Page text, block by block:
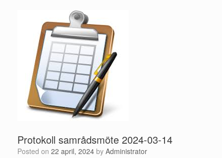
Protokoll samrådsmöte 2024-03-14
Posted on 22 april, 2024 by Administrator